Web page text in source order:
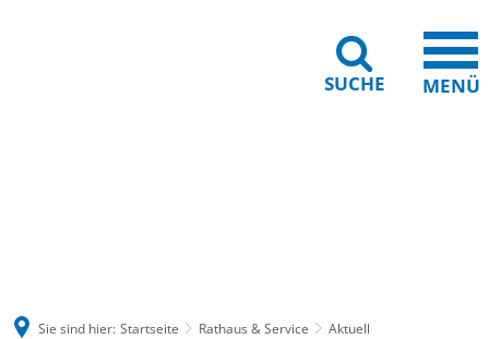
SUCHE MENÜ
Sie sind hier: Startseite Rathaus & Service
Aktuell